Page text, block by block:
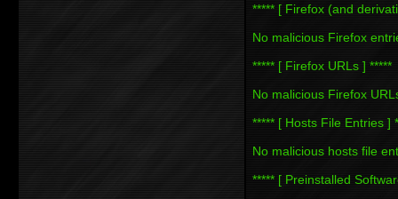
***** [ Firefox (and
No malicious Firefox
***** [ Firefox URLs ] *****
No malicious Firefox
***** [ Hosts File Entries ]
No malicious hosts file
***** [ Preinstalled